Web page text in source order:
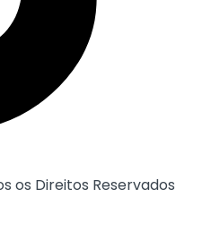
os Direitos Reservados